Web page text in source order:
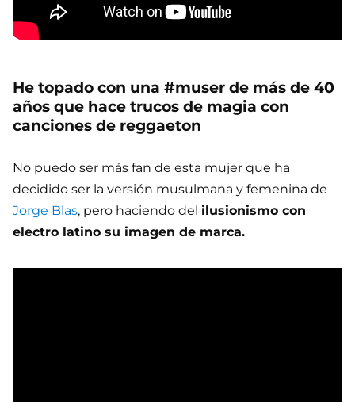
He topado con una #muser de más de 40
años que hace trucos de magia con
canciones de reggaeton
No puedo ser más fan de esta mujer que ha
decidido ser la versión musulmana y femenina de
Jorge Blas, pero haciendo del ilusionismo con
electro latino su imagen de marca.